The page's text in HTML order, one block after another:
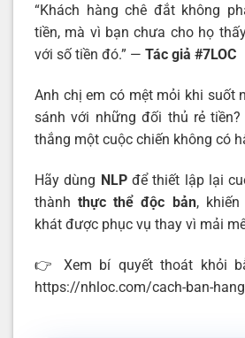
“Khách hàng chê đắt không
tiền, mà vì bạn chưa cho họ
với số tiền đó.” — Tác giả #7LOC
Anh chị em có mệt mỏi khi suốt
sánh với những đối thủ rẻ
thắng một cuộc chiến không có
Hãy dùng NLPđể thiết lập lại
thànhthực thể độc bản, khiến
khát được phục vụ thay vì mải
👉 Xem bí quyết thoát khỏi
https://nhloc.com/cach-ban-